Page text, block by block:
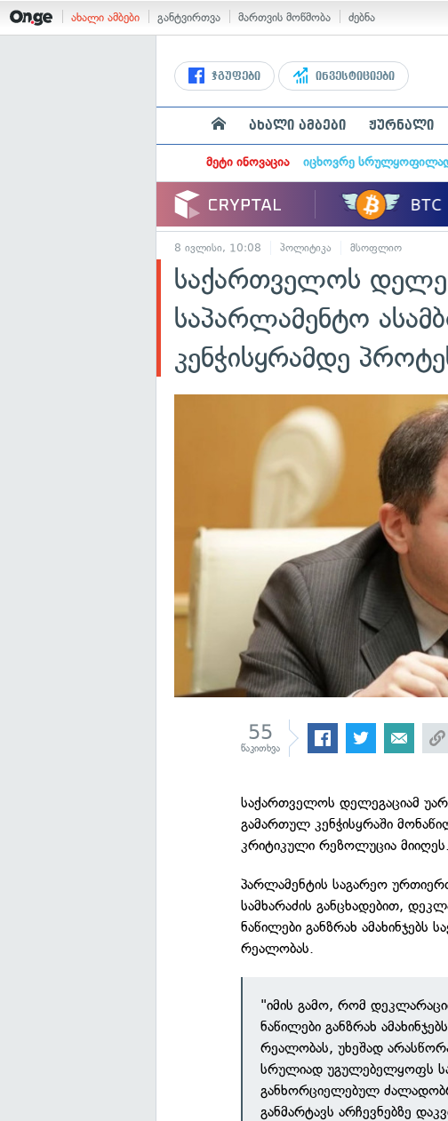
ახალი ამბები განტვირთვა მართვის მოწმობა ძებნა
ჯგუფები ინვესტიციები
ახალი ამბები ჟურნალი
მეტი ინოვაცია იცხოვრე
8 ივლისი, 10:08 პოლიტიკა მსოფლიო
საქართველოს
საპარლამენტო
კენჭისყრამდე
55
წაკითხვა
საქართველოს დელეგაციამ
გამართულ კენჭისყრაში
კრიტიკული რეზოლუცია
პარლამენტის საგარეო
სამხარაძის განცხადებით,
ნაწილები განზრახ
რეალობას.
"იმის გამო, რომ
ნაწილები განზრახ
რეალობას, უხეშად
სრულიად უგულებელყოფს
განხორციელებულ
განმარტავს არჩევნებზე